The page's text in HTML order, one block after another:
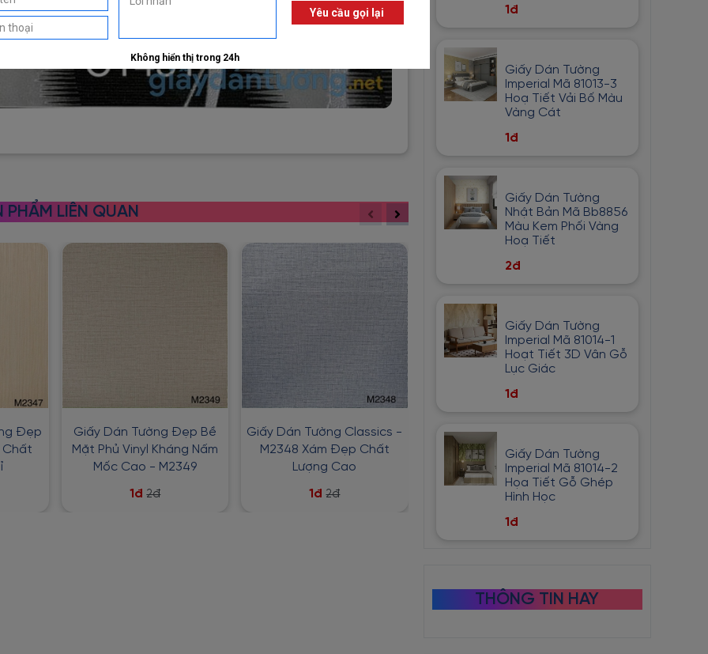
PHẨM LIÊN QUAN
Đẹp
Chất
Giấy Dán Tường Đẹp Bề
Mặt Phủ Vinyl Kháng Nấm
Mốc Cao - M2349
1đ 2đ
Giấy Dán Tường Classics -
M2348 Xám Đẹp Chất
Lượng Cao
1đ 2đ
Giấy Dán Tường Chống Ẩm
Classics - M2346 Họa Tiết
Đơn Giản
2đ
1đ
Giấy Dán Tường
Imperial Mã 81013-3
Hoạ Tiết Vải Bố Màu
Vàng Cát
1đ
Giấy Dán Tường
Nhật Bản Mã Bb8856
Màu Kem Phối Vàng
Hoạ Tiết
2đ
Giấy Dán Tường
Imperial Mã 81014-1
Hoạt Tiết 3D Vân Gỗ
Lục Giác
1đ
Giấy Dán Tường
Imperial Mã 81014-2
Họa Tiết Gỗ Ghép
Hình Học
1đ
THÔNG TIN HAY